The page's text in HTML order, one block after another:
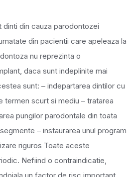
dinti din cauza parodontozei
din pacientii care apeleaza la
nu reprezinta o
daca sunt indeplinite mai
sunt: – indepartarea dintilor cu
termen scurt si mediu – tratarea
pungilor parodontale din toata
– instaurarea unul program
riguros Toate aceste
Nefiind o contraindicatie,